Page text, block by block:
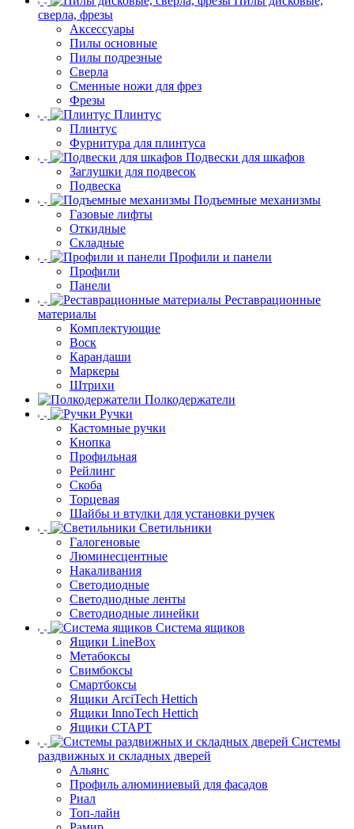
сверла, фрезы
Аксессуары
Пилы основные
Пилы подрезные
Сверла
Сменные ножи для фрез
Фрезы
Плинтус
Плинтус
Фурнитура для плинтуса
Подвески для шкафов
Заглушки для подвесок
Подвеска
Подъемные механизмы
Газовые лифты
Откидные
Складные
Профили и панели
Профили
Панели
Реставрационные
материалы
Комплектующие
Воск
Карандаши
Маркеры
Штрихи
Полкодержатели
Ручки
Кастомные ручки
Кнопка
Профильная
Рейлинг
Скоба
Торцевая
Шайбы и втулки для установки ручек
Светильники
Галогеновые
Люминесцентные
Накаливания
Светодиодные
Светодиодные ленты
Светодиодные линейки
Система ящиков
Ящики LineBox
Метабоксы
Свимбоксы
Смартбоксы
Ящики ArciTech Hettich
Ящики InnoTech Hettich
Ящики СТАРТ
Системы
раздвижных и складных дверей
Альянс
Профиль алюминиевый для фасадов
Риал
Топ-лайн